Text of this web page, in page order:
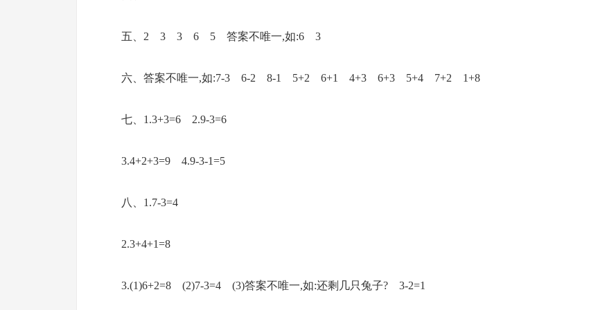
五、2 3 3 6 5 答案不唯一,如:6 3
六、答案不唯一,如:7-3 6-2 8-1 5+2 6+1 4+3 6+3 5+4 7+2 1+8
七、1.3+3=6 2.9-3=6
3.4+2+3=9 4.9-3-1=5
八、1.7-3=4
2.3+4+1=8
3.(1)6+2=8 (2)7-3=4 (3)答案不唯一,如:还剩几只兔子? 3-2=1